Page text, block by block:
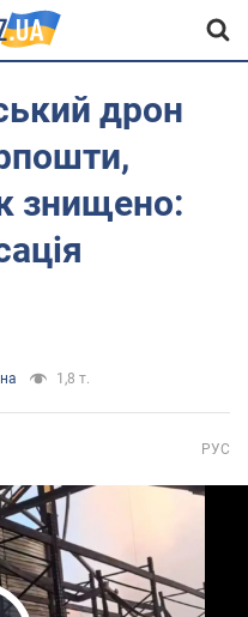
дрон
знищено:
1,8 т.
РУС